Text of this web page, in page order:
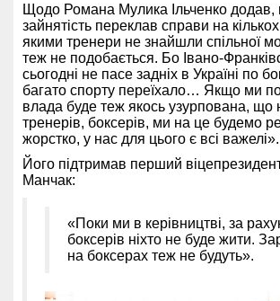
Щодо Романа Мулика Ільченко додав,
зайнятість переклав справи на
якими тренери не знайшли спільної
теж не подобається. Бо Івано-
сьогодні не пасе задніх в Україні по
багато спорту переїхало… Якщо ми
влада буде теж якось узурпована, що
тренерів, боксерів, ми на це будемо
жорстко, у нас для цього є всі важелі».
Його підтримав перший
Манчак:
«Поки ми в керівництві, за
боксерів ніхто не буде жити.
на боксерах теж не будуть».